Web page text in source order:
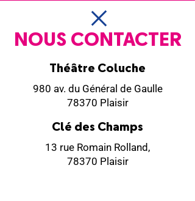
NOUS CONTACTER
Théâtre Coluche
980 av. du Général de Gaulle
78370 Plaisir
Clé des Champs
13 rue Romain Rolland,
78370 Plaisir